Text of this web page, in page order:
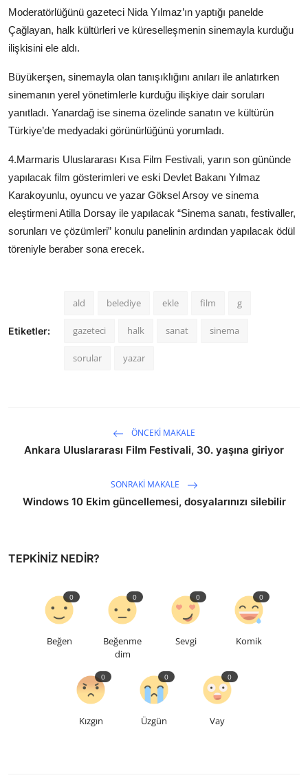
Moderatörlüğünü gazeteci Nida Yılmaz’ın yaptığı panelde
Çağlayan, halk kültürleri ve küreselleşmenin sinemayla kurduğu
ilişkisini ele aldı.
Büyükerşen, sinemayla olan tanışıklığını anıları ile anlatırken
sinemanın yerel yönetimlerle kurduğu ilişkiye dair soruları
yanıtladı. Yanardağ ise sinema özelinde sanatın ve kültürün
Türkiye’de medyadaki görünürlüğünü yorumladı.
4.Marmaris Uluslararası Kısa Film Festivali, yarın son gününde
yapılacak film gösterimleri ve eski Devlet Bakanı Yılmaz
Karakoyunlu, oyuncu ve yazar Göksel Arsoy ve sinema
eleştirmeni Atilla Dorsay ile yapılacak “Sinema sanatı, festivaller,
sorunları ve çözümleri” konulu panelinin ardından yapılacak ödül
töreniyle beraber sona erecek.
Etiketler:
ald belediye ekle film g
gazeteci halk sanat sinema
sorular yazar
ÖNCEKI MAKALE
Ankara Uluslararası Film Festivali, 30. yaşına giriyor
SONRAKI MAKALE
Windows 10 Ekim güncellemesi, dosyalarınızı silebilir
TEPKINIZ NEDIR?
Beğen
0
Beğenme
dim
0
Sevgi
0
Komik
0
Kızgın
0
Üzgün
0
Vay
0